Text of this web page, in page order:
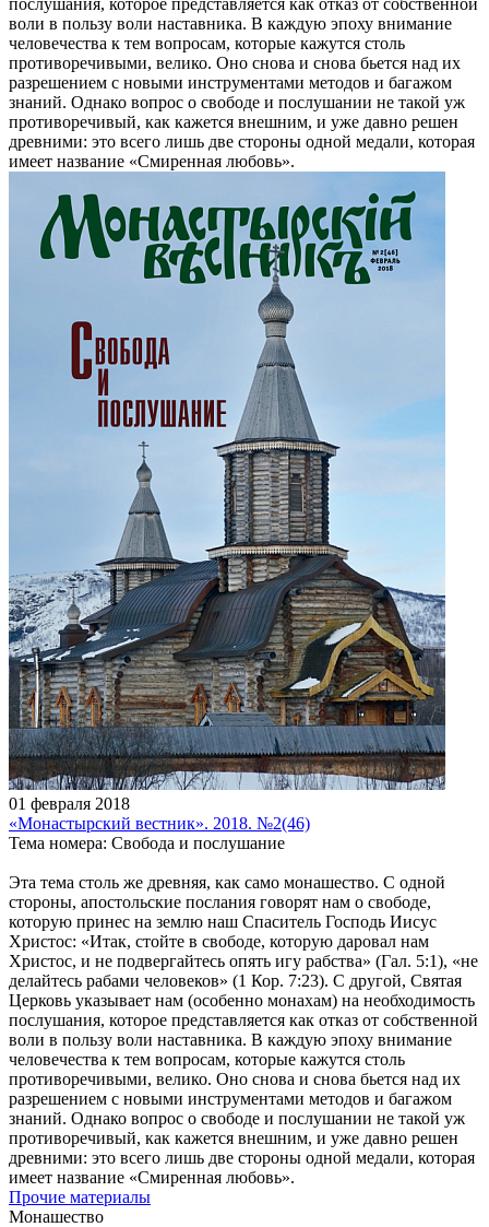
воли в пользу воли наставника. В каждую эпоху внимание
человечества к тем вопросам, которые кажутся столь
противоречивыми, велико. Оно снова и снова бьется над их
разрешением с новыми инструментами методов и багажом
знаний. Однако вопрос о свободе и послушании не такой уж
противоречивый, как кажется внешним, и уже давно решен
древними: это всего лишь две стороны одной медали, которая
имеет название «Смиренная любовь».
01 февраля 2018
«Монастырский вестник». 2018. №2(46)
Тема номера: Свобода и послушание
Эта тема столь же древняя, как само монашество. С одной
стороны, апостольские послания говорят нам о свободе,
которую принес на землю наш Спаситель Господь Иисус
Христос: «Итак, стойте в свободе, которую даровал нам
Христос, и не подвергайтесь опять игу рабства» (Гал. 5:1), «не
делайтесь рабами человеков» (1 Кор. 7:23). С другой, Святая
Церковь указывает нам (особенно монахам) на необходимость
послушания, которое представляется как отказ от собственной
воли в пользу воли наставника. В каждую эпоху внимание
человечества к тем вопросам, которые кажутся столь
противоречивыми, велико. Оно снова и снова бьется над их
разрешением с новыми инструментами методов и багажом
знаний. Однако вопрос о свободе и послушании не такой уж
противоречивый, как кажется внешним, и уже давно решен
древними: это всего лишь две стороны одной медали, которая
имеет название «Смиренная любовь».
Прочие материалы
Монашество